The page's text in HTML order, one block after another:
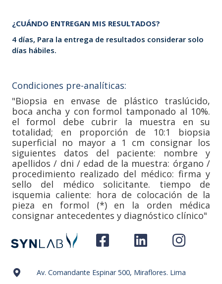
¿CUÁNDO ENTREGAN MIS RESULTADOS?
4 días, Para la entrega de resultados considerar solo
días hábiles.
Condiciones pre-analíticas:
"Biopsia en envase de plástico traslúcido,
boca ancha y con formol tamponado al 10%.
el formol debe cubrir la muestra en su
totalidad; en proporción de 10:1 biopsia
superficial no mayor a 1 cm consignar los
siguientes datos del paciente: nombre y
apellidos / dni / edad de la muestra: órgano /
procedimiento realizado del médico: firma y
sello del médico solicitante. tiempo de
isquemia caliente: hora de colocación de la
pieza en formol (*) en la orden médica
consignar antecedentes y diagnóstico clínico"
Av. Comandante Espinar 500, Miraflores. Lima